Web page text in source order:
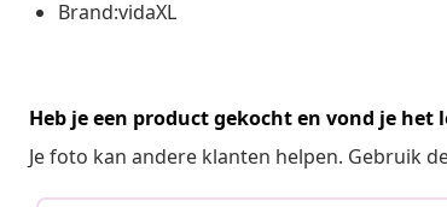
Brand:vidaXL
Heb je een product gekocht en vond je het
Je foto kan andere klanten helpen. Gebruik